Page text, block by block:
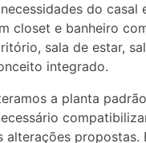
do casal
closet e banheiro
sala de estar,
integrado.
a planta
alterações propostas.